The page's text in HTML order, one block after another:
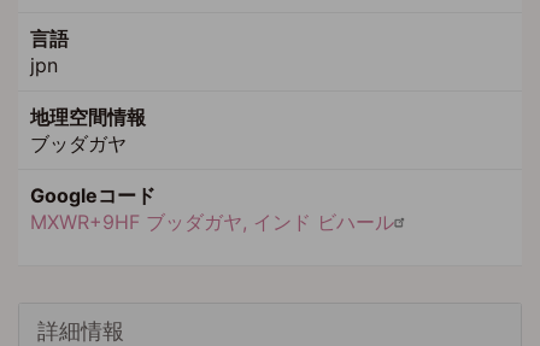
言語
jpn
地理空間情報
ブッダガヤ
Googleコード
MXWR+9HF ブッダガヤ, インド ビハール
詳細情報